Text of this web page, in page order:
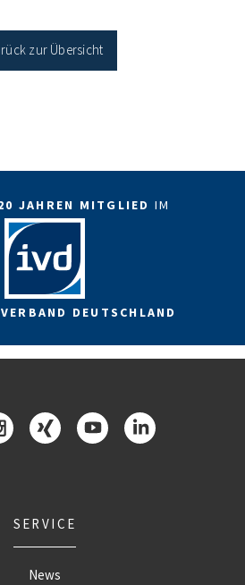
[…]
zur Übersicht
JAHREN MITGLIED IM
DEUTSCHLAND
SERVICE
News